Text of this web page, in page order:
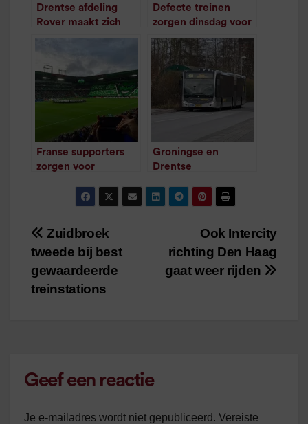
Drentse afdeling
Rover maakt zich
zorgen om openbaar
provincie
/ minuut leestijd
Defecte treinen
zorgen dinsdag voor
problemen
/1 minuut leestijd
Franse supporters
zorgen voor
minuut leestijd
Groningse en
Drentse
weer twee dagen
staken
Bericht
navigatie
Ook Intercity
richting Den Haag
gaat weer rijden
Zuidbroek
tweede bij best
gewaardeerde
treinstations
Geef een reactie
Je e-mailadres wordt niet gepubliceerd. Vereiste